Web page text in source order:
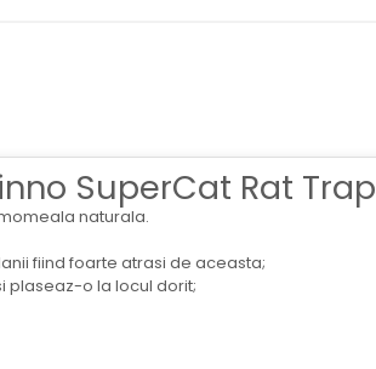
SuperCat Rat Trap
naturala.
fiind foarte atrasi de aceasta;
plaseaz-o la locul dorit;